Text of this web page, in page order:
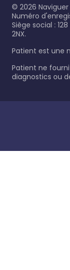
© 2026
Numéro
Siège social :
2NX.
Patient est une
Patient ne
diagnostics ou